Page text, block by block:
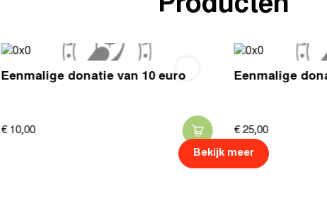
Producten
Eenmalige donatie van 10 euro
€ 10,00
Eenmalige
€ 25,00
Bekijk meer